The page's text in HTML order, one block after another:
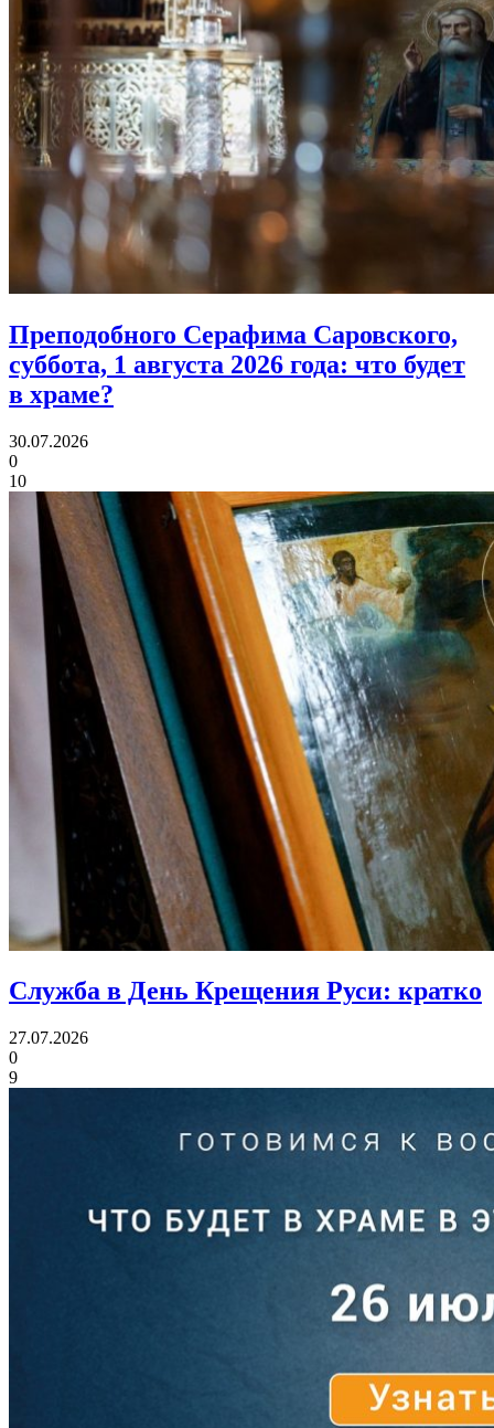
Преподобного Серафима Саровского,
суббота, 1 августа 2026 года: что будет
в храме?
30.07.2026
0
10
Служба в День Крещения Руси: кратко
27.07.2026
0
9